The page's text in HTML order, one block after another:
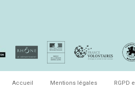
Accueil Mentions légales RGPD